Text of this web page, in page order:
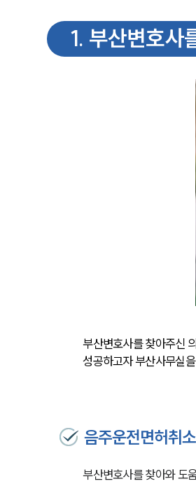
1. 부산변호사
부산변호사를 찾아주신
성공하고자 부산사무실
음주운전면허취
부산변호사를 찾아와 도